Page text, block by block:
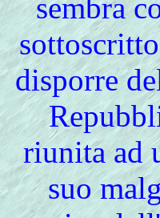
sembra
disporre
riunita ad
suo